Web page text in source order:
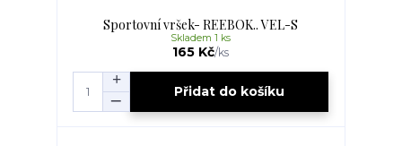
Sportovní vršek- REEBOK.. VEL-S
165 Kč/ks
Skladem 1 ks
Přidat do košíku